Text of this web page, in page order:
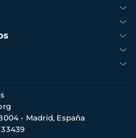
- Madrid, España